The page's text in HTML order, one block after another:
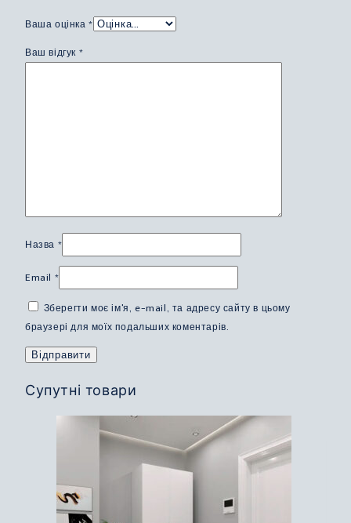
Ваша оцінка*
Ваш відгук *
Назва *
Email *
Зберегти моє ім'я, e-mail, та адресу сайту в цьому
браузері для моїх подальших коментарів.
Супутні товари